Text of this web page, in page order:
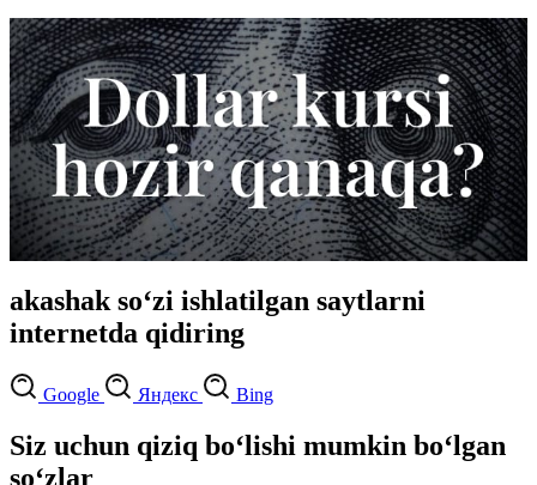
akashak so‘zi ishlatilgan saytlarni
internetda qidiring
Google Яндекс Bing
Siz uchun qiziq bo‘lishi mumkin bo‘lgan
so‘zlar